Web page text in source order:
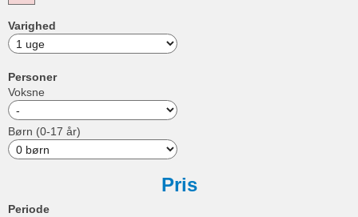
Varighed
Personer
Voksne
Børn (0-17 år)
Pris
Periode